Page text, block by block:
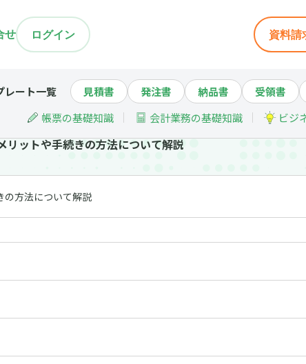
せ ログイン 資料請
レート一覧 見積書 発注書 納品書 受領書
帳票の基礎知識
会計業務の基礎知識 ビジ
リットや手続きの方法について解説
の方法について解説